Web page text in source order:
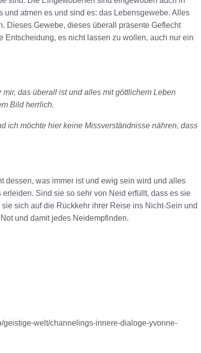
und atmen es und sind es: das Lebensgewebe. Alles
Dieses Gewebe, dieses überall präsente Geflecht
Entscheidung, es nicht lassen zu wollen, auch nur ein
das überall ist und alles mit göttlichem Leben
Bild herrlich.
ich möchte hier keine Missverständnisse nähren, dass
dessen, was immer ist und ewig sein wird und alles
Sind sie so sehr von Neid erfüllt, dass es sie
sich auf die Rückkehr ihrer Reise ins Nicht-Sein und
und damit jedes Neidempfinden.
welt/channelings-innere-dialoge-yvonne-